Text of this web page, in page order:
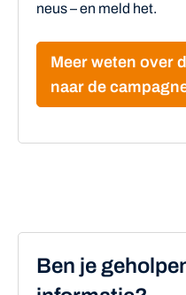
neus – en meld het.
Meer weten over
naar de
Ben je